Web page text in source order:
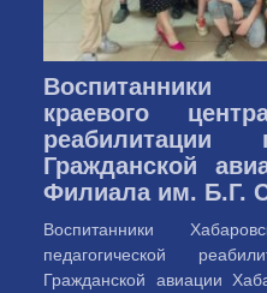
краевого
реабилитации
Гражданской
Филиала им. Б.Г.
Воспитанники
педагогической
Гражданской авиации